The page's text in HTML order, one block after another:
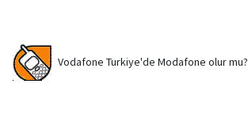
Vodafone Turkiye'de Modafone olur mu?